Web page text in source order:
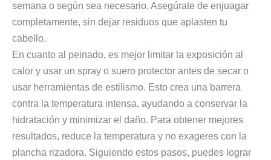
semana o según sea necesario. Asegúrate de enjuagar
completamente, sin dejar residuos que aplasten tu
cabello.
En cuanto al peinado, es mejor limitar la exposición al
calor y usar un spray o suero protector antes de secar o
usar herramientas de estilismo. Esto crea una barrera
contra la temperatura intensa, ayudando a conservar la
hidratación y minimizar el daño. Para obtener mejores
resultados, reduce la temperatura y no exageres con la
plancha rizadora. Siguiendo estos pasos, puedes lograr